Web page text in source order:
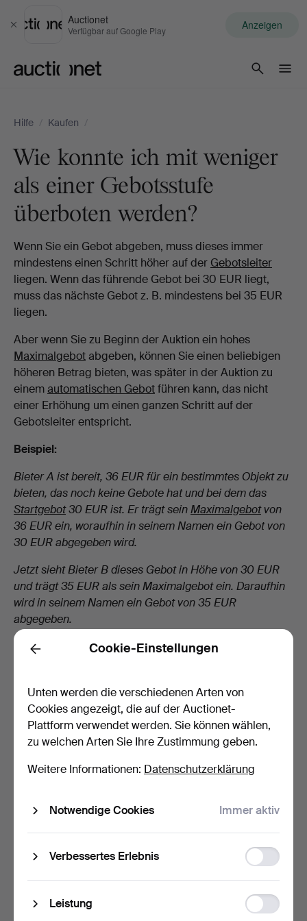
Schließen
Auctionet
Verfügbar auf Google Play Anzeigen
Hilfe / Kaufen /
Wie konnte ich mit weniger
als einer Gebotsstufe
überboten werden?
Wenn Sie ein Gebot abgeben, muss dieses immer
mindestens einen Schritt höher auf der Gebotsleiter
liegen. Wenn das führende Gebot bei 30 EUR liegt,
muss das nächste Gebot z. B. mindestens bei 35 EUR
liegen.
Aber wenn Sie zu Beginn der Auktion ein hohes
Maximalgebotabgeben, können Sie einen beliebigen
höheren Betrag bieten, was später in der Auktion zu
einemautomatischen Gebotführen kann, das nicht
einer Erhöhung um einen ganzen Schritt auf der
Gebotsleiter entspricht.
Beispiel:
Bieter A ist bereit, 36 EUR für ein bestimmtes Objekt zu
bieten, das noch keine Gebote hat und bei dem das
Startgebot30 EUR ist. Er trägt seinMaximalgebotvon
36 EUR ein, woraufhin in seinem Namen ein Gebot von
30 EUR abgegeben wird.
Jetzt sieht Bieter B dieses Gebot in Höhe von 30 EUR
und trägt 35 EUR als sein Maximalgebot ein. Daraufhin
wird in seinem Namen ein Gebot von 35 EUR
abgegeben.
Normalerweise müsste das nächste Gebot 40 EUR
Deshalb wird für Bieter A einautomatisches Gebot
36 EUR abgegeben, wodurch Bieter A wieder in Führung
liegt.
höchsten Maximalgebot führt, auch wenn das bedeutet,
Suchen Sie etwas anderes?
Back Cookie-Einstellungen
Unten werden die verschiedenen Arten von
Cookies angezeigt, die auf der Auctionet-
Plattform verwendet werden. Sie können wählen,
zu welchen Arten Sie Ihre Zustimmung geben.
Weitere Informationen: Datenschutzerklärung
Notwendige Cookies Immer aktiv
Verbessertes Erlebnis
storage
Leistung
storage